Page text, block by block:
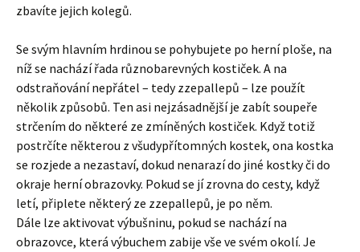
zbavíte jejich kolegů.
Se svým hlavním hrdinou se pohybujete po herní ploše, na
níž se nachází řada různobarevných kostiček. A na
odstraňování nepřátel – tedy zzepallepů – lze použít
několik způsobů. Ten asi nejzásadnější je zabít soupeře
strčením do některé ze zmíněných kostiček. Když totiž
postrčíte některou z všudypřítomných kostek, ona kostka
se rozjede a nezastaví, dokud nenarazí do jiné kostky či do
okraje herní obrazovky. Pokud se jí zrovna do cesty, když
letí, připlete některý ze zzepallepů, je po něm.
Dále lze aktivovat výbušninu, pokud se nachází na
obrazovce, která výbuchem zabije vše ve svém okolí. Je